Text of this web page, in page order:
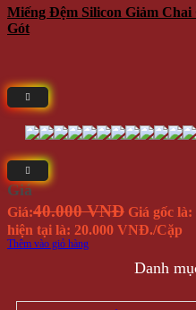
Miếng Đệm Silicon Giảm
Gót
Giá
Giá:40.000 VNĐ Giá gốc
hiện tại là: 20.000 VNĐ./Cặp
Thêm vào giỏ hàng
Danh